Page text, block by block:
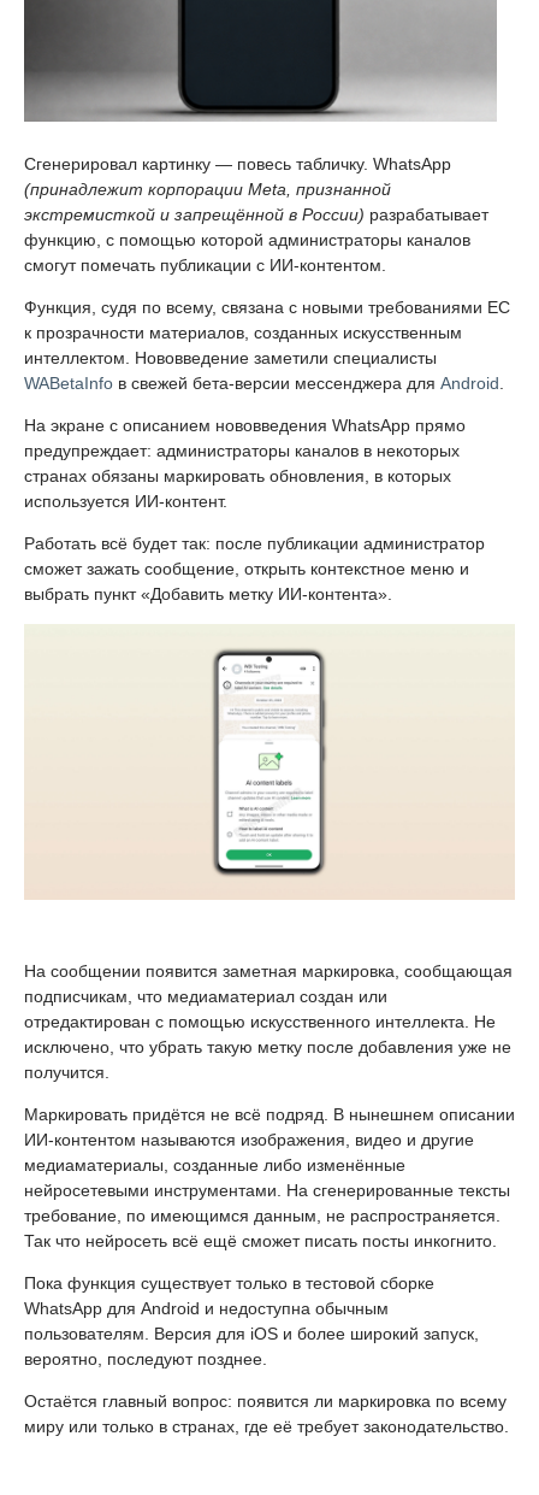
Сгенерировал картинку — повесь табличку. WhatsApp
(принадлежит корпорации Meta, признанной
экстремисткой и запрещённой в России) разрабатывает
функцию, с помощью которой администраторы каналов
смогут помечать публикации с ИИ-контентом.
Функция, судя по всему, связана с новыми требованиями ЕС
к прозрачности материалов, созданных искусственным
интеллектом. Нововведение заметили специалисты
WABetaInfo в свежей бета-версии мессенджера для Android
На экране с описанием нововведения WhatsApp прямо
предупреждает: администраторы каналов в некоторых
странах обязаны маркировать обновления, в которых
используется ИИ-контент.
Работать всё будет так: после публикации администратор
сможет зажать сообщение, открыть контекстное меню и
выбрать пункт «Добавить метку ИИ-контента».
На сообщении появится заметная маркировка, сообщающая
подписчикам, что медиаматериал создан или
отредактирован с помощью искусственного интеллекта. Не
исключено, что убрать такую метку после добавления уже не
получится.
Маркировать придётся не всё подряд. В нынешнем описании
ИИ-контентом называются изображения, видео и другие
медиаматериалы, созданные либо изменённые
нейросетевыми инструментами. На сгенерированные тексты
требование, по имеющимся данным, не распространяется.
Так что нейросеть всё ещё сможет писать посты инкогнито.
Пока функция существует только в тестовой сборке
WhatsApp для Android и недоступна обычным
пользователям. Версия для iOS и более широкий запуск,
вероятно, последуют позднее.
Остаётся главный вопрос: появится ли маркировка по всему
миру или только в странах, где её требует законодательство.